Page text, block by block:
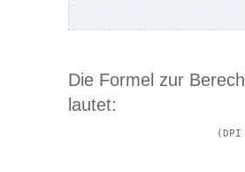
Die Formel zur
lautet: